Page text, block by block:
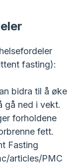
fasting):
bidra til å øke
gå ned i vekt.
forholdene
fett.
Fasting
articles/PMC